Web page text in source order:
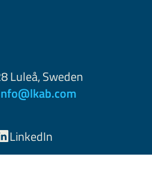
Luleå, Sweden
LinkedIn